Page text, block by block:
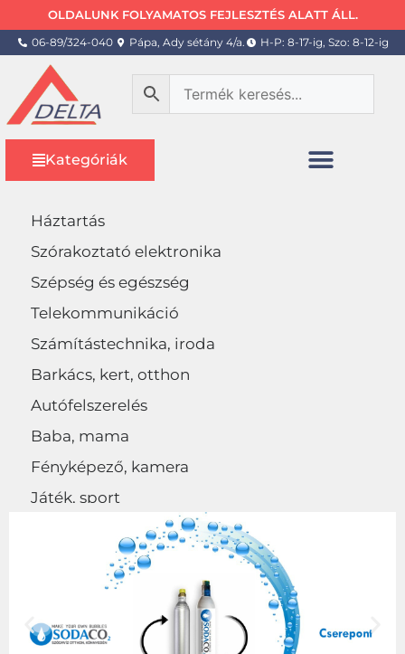
OLDALUNK FOLYAMATOS FEJLESZTÉS ALATT ÁLL.
06-89/324-040 Pápa, Ady sétány 4/a. H-P: 8-17-ig, Szo: 8-12-ig
Kategóriák
Háztartás
Szórakoztató elektronika
Szépség és egészség
Telekommunikáció
Számítástechnika, iroda
Barkács, kert, otthon
Autófelszerelés
Baba, mama
Fényképező, kamera
Játék, sport